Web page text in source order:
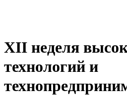
XII неделя
технологий и